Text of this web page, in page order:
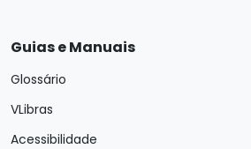
Guias e Manuais
Glossário
VLibras
Acessibilidade